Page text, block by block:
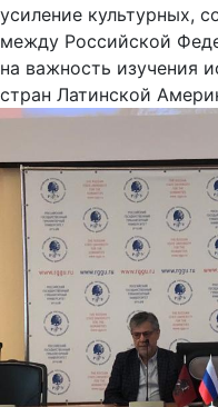
усиление культурных,
между Российской
на важность изучения
стран Латинской